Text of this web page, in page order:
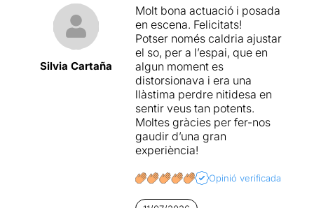
Sondheim a l’antepenúltim
vers deSweeney Todd
“Però qui no ha buscat la
venjança algun cop?”.
Només a partir d’un sacrifici
d’un mateix i d’uns altres,
guanyem aquesta
acceptació, perquè de
mentre“no som bons per
res”, igual que afirmava
Fisher.
Així doncs, d'una manera o
altra, tota la nostra
existència (així com la de
Silvia Cartaña
Molt bona actuació i posada
en escena. Felicitats!
Potser només caldria ajustar
el so, per a l’espai, que en
algun moment es
distorsionava i era una
llàstima perdre nitidesa en
sentir veus tan potents.
Moltes gràcies per fer-nos
gaudir d’una gran
experiència!
Opinió verificada